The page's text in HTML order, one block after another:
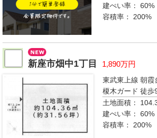
建ぺい率：60%
容積率：200%
新座市畑中1丁目 1,890万円
東武東上線 朝
榎木ガード 徒歩
土地面積：
建ぺい率：60%
容積率：200%